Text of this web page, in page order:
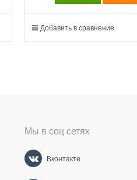
Добавить в сравнение
Мы в соц сетях
Вконтакте